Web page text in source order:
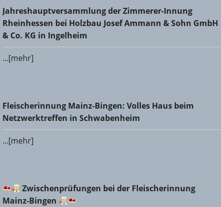
Jahreshauptversammlung der Zimmerer-Innung
Rheinhessen bei Holzbau Josef Ammann & Sohn GmbH &
Co. KG in Ingelheim
Jahreshauptversammlung der Zimmerer-Innung
Rheinhessen bei Holzbau Josef Ammann & Sohn GmbH
& Co. KG in Ingelheim
...[mehr]
Fleischerinnung Mainz-Bingen: Volles Haus beim
Netzwerktreffen in Schwabenheim
Fleischerinnung Mainz-Bingen: Volles Haus beim
Netzwerktreffen in Schwabenheim
...[mehr]
Zwischenprüfungen bei der Fleischerinnung Mainz-
Bingen
Zwischenprüfungen bei der Fleischerinnung
Mainz-Bingen